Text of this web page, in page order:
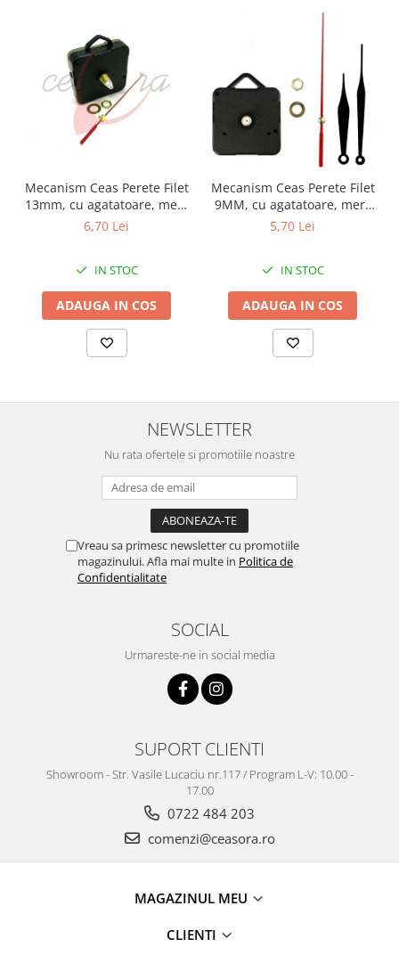
PROMOTII Curele Apple Watch
PROMOTII Curele Garmin
PROMOTII Scule Bijutier
PROMOTII Scule Ceasornicar
Scule si Accesorii Ceasuri
Catarame curea
Clesti Miniatura
Curatare si Intretinere
Dispozitive Capace Ceas
Extractoare Indicatoare
Suporti de Lucru
Truse / Kituri Ceasornicar
Mecanism Ceas Perete Filet
13mm, cu agatatoare, mers
continuu, repere incluse
6,70 Lei
IN STOC
ADAUGA IN COS
Mecanism Ceas Perete Filet
9MM, cu agatatoare, mers
continuu, repere incluse
5,70 Lei
IN STOC
ADAUGA IN COS
NEWSLETTER
Nu rata ofertele si promotiile noastre
Vreau sa primesc newsletter cu promotiile
magazinului. Afla mai multe in Politica de
Confidentialitate
SOCIAL
Urmareste-ne in social media
SUPORT CLIENTI
Showroom - Str. Vasile Lucaciu nr.117 / Program L-V: 10.00 -
17.00
0722 484 203
comenzi@ceasora.ro
MAGAZINUL MEU
CLIENTI